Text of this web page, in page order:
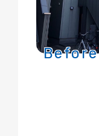
Before